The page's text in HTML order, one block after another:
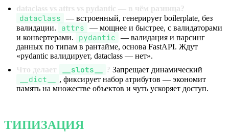
dataclass vs attrs vs pydantic — в чём разница?
dataclass
— встроенный, генерирует boilerplate, без
валидации.
attrs
— мощнее и быстрее, с валидаторами
и конвертерами.
pydantic
— валидация и парсинг
данных по типам в рантайме, основа FastAPI. Ждут
«pydantic валидирует, dataclass — нет».
Что делает
__slots__ ? Запрещает динамический
__dict__
, фиксирует набор атрибутов — экономит
память на множестве объектов и чуть ускоряет доступ.
ТИПИЗАЦИЯ